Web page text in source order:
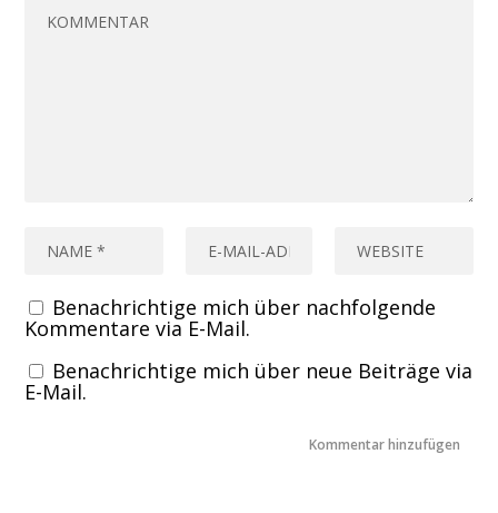
Benachrichtige mich über nachfolgende
Kommentare via E-Mail.
Benachrichtige mich über neue Beiträge via
E-Mail.